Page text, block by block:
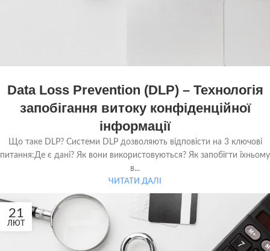
Data Loss Prevention (DLP) – Технологія
запобігання витоку конфіденційної
інформації
Що таке DLP? Системи DLP дозволяють відповісти на 3 ключові
питання:Де є дані? Як вони використовуються? Як запобігти їхньому
в...
ЧИТАТИ ДАЛІ
21
ЛЮТ